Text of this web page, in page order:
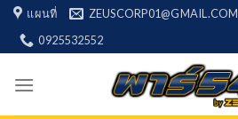
Skip
content
แผนที่ ZEUSCORP01@GMAIL.COM
0925532552